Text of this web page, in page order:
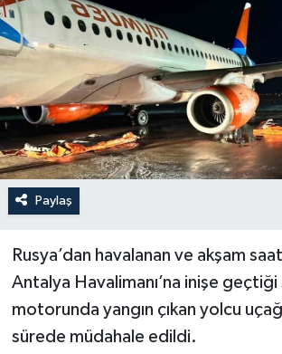
Paylaş
Rusya’dan havalanan ve akşam
Antalya Havalimanı’na inişe geçtiği
motorunda yangın çıkan yolcu
sürede müdahale edildi.